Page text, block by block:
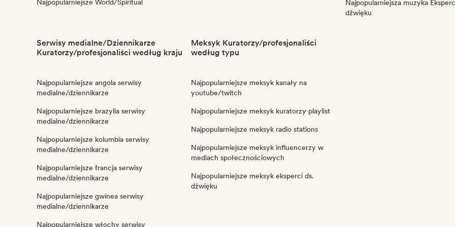
Najpopularniejsze World/Spiritual
Najpopularniejsza muzyka
dźwięku
Serwisy medialne/Dziennikarze
Kuratorzy/profesjonaliści według kraju
Najpopularniejsze angola serwisy
medialne/dziennikarze
Najpopularniejsze brazylia serwisy
medialne/dziennikarze
Najpopularniejsze kolumbia serwisy
medialne/dziennikarze
Najpopularniejsze francja serwisy
medialne/dziennikarze
Najpopularniejsze gwinea serwisy
medialne/dziennikarze
Najpopularniejsze włochy serwisy
Meksyk Kuratorzy/profesjonaliści
według typu
Najpopularniejsze meksyk kanały na
youtube/twitch
Najpopularniejsze meksyk kuratorzy playlist
Najpopularniejsze meksyk radio stations
Najpopularniejsze meksyk influencerzy w
mediach społecznościowych
Najpopularniejsze meksyk eksperci ds.
dźwięku